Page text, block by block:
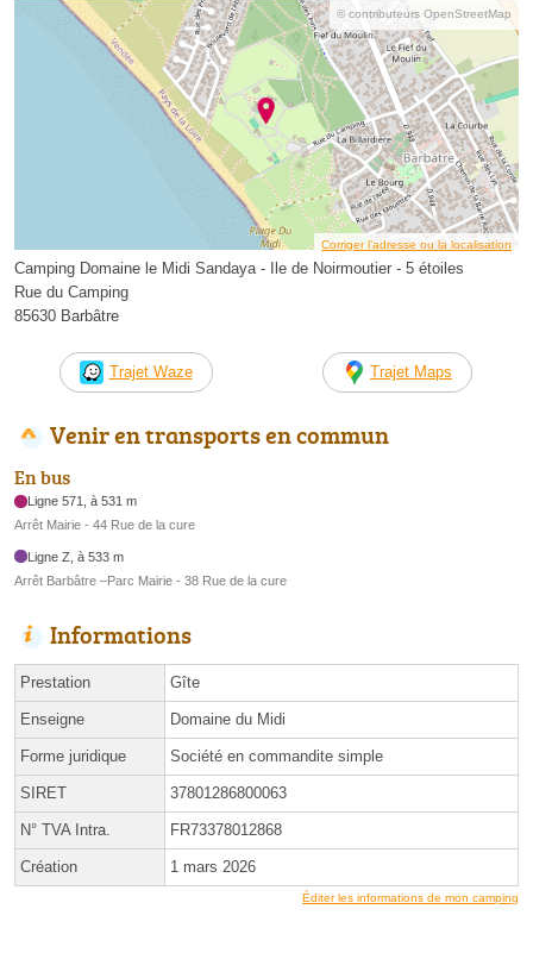
© contributeurs OpenStreetMap
Corriger l’adresse ou la localisation
Camping Domaine le Midi Sandaya - Ile de Noirmoutier - 5 étoiles
Rue du Camping
85630 Barbâtre
Trajet Waze Trajet Maps
Venir en transports en commun
En bus
Ligne 571, à 531 m
Arrêt Mairie - 44 Rue de la cure
Ligne Z, à 533 m
Arrêt Barbâtre –Parc Mairie - 38 Rue de la cure
Informations
Prestation Gîte
Enseigne Domaine du Midi
Forme juridique Société en commandite simple
SIRET 37801286800063
N° TVA Intra. FR73378012868
Création 1 mars 2026
Éditer les informations de mon camping